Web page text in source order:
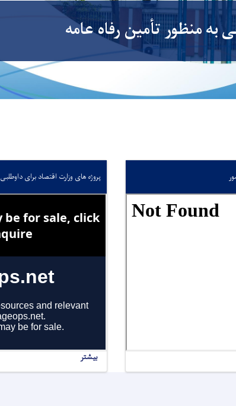
منظور تأمین رفاه عامه
پروژه های وزارت اقتصاد برای داوطلبی
بیشتر